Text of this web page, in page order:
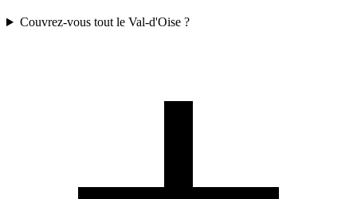
Couvrez-vous tout le Val-d'Oise ?